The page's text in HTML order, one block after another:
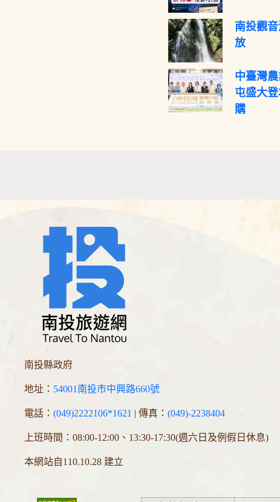
南投觀
放
中臺灣
屯盛大
購
南投縣政府
地址： 54001南投市中興路660號
電話： (049)2222106*1621 | 傳真： (049)-2238404
上班時間：08:00-12:00、13:30-17:30(週六日及例假日休息)
本網站自110.10.28 建立